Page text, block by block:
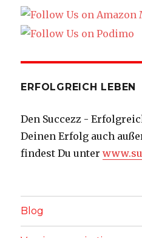
ERFOLGREICH LEBEN
Den Succezz -
Deinen Erfolg auch
findest Du unter
Blog